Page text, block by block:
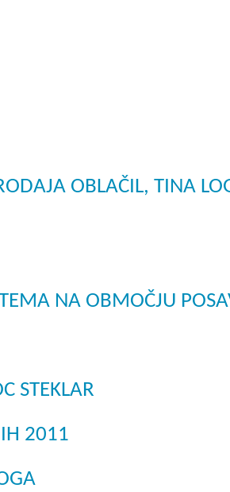
OBLAČIL, TINA
NA OBMOČJU
STEKLAR
2011